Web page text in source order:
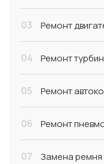
03 Ремонт
04 Ремонт турбин
05 Ремонт
06 Ремонт
07 Замена ремня